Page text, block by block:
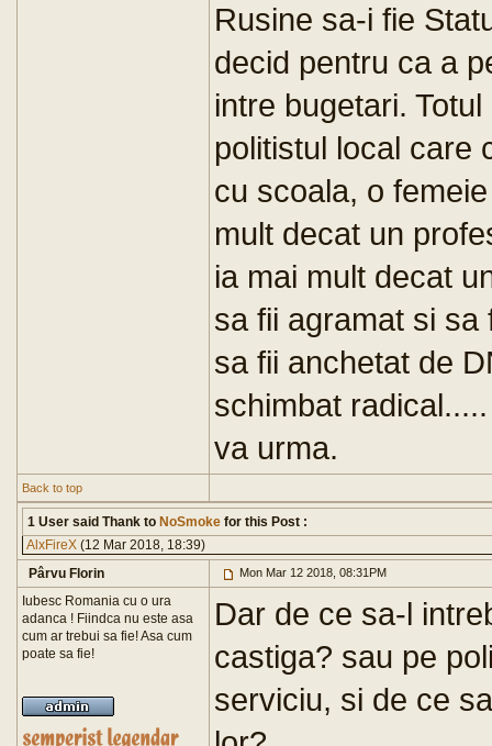
Rusine sa-i fie
decid pentru ca a
intre bugetari.
politistul local care
cu scoala, o
mult decat un
ia mai mult decat
sa fii agramat si sa
sa fii anchetat de
schimbat
va urma.
Back to top
1 User said Thank to NoSmoke for this Post :
AlxFireX (12 Mar 2018, 18:39)
Pârvu Florin
Mon Mar 12 2018, 08:31PM
Iubesc Romania cu o ura
adanca ! Fiindca nu este asa
cum ar trebui sa fie! Asa cum
poate sa fie!
Dar de ce sa-l
castiga? sau pe
serviciu, si de ce